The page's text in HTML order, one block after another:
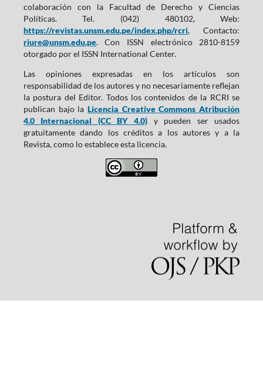
colaboración con la Facultad de Derecho y Ciencias
Políticas. Tel. (042) 480102, Web:
https://revistas.unsm.edu.pe/index.php/rcri, Contacto:
riure@unsm.edu.pe. Con ISSN electrónico 2810-8159
otorgado por el ISSN International Center.
Las opiniones expresadas en los artículos son
responsabilidad de los autores y no necesariamente reflejan
la postura del Editor. Todos los contenidos de la RCRI se
publican bajo la Licencia Creative Commons Atribución
4.0 Internacional (CC BY 4.0) y pueden ser usados
gratuitamente dando los créditos a los autores y a la
Revista, como lo establece esta licencia.